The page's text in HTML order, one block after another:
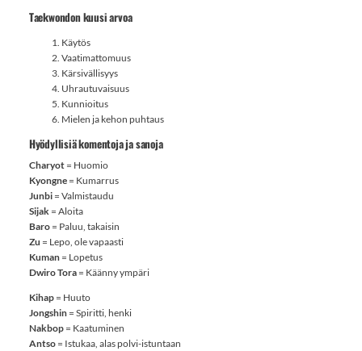
Taekwondon kuusi arvoa
Käytös
Vaatimattomuus
Kärsivällisyys
Uhrautuvaisuus
Kunnioitus
Mielen ja kehon puhtaus
Hyödyllisiä komentoja ja sanoja
Charyot= Huomio
Kyongne = Kumarrus
Junbi= Valmistaudu
Sijak = Aloita
Baro = Paluu, takaisin
Zu = Lepo, ole vapaasti
Kuman= Lopetus
Dwiro Tora= Käänny ympäri
Kihap= Huuto
Jongshin = Spiritti, henki
Nakbop = Kaatuminen
Antso= Istukaa, alas polvi-istuntaan